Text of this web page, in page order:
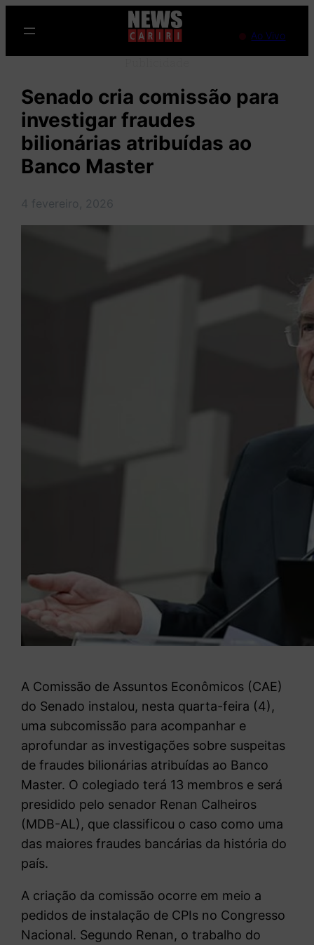
para
o
Ao Vivo
Senado cria comissão para
investigar fraudes
bilionárias atribuídas ao
Banco Master
4 fevereiro, 2026
A Comissão de Assuntos Econômicos (CAE)
do Senado instalou, nesta quarta-feira (4),
uma subcomissão para acompanhar e
aprofundar as investigações sobre suspeitas
de fraudes bilionárias atribuídas ao Banco
Master. O colegiado terá 13 membros e será
presidido pelo senador Renan Calheiros
(MDB-AL), que classificou o caso como uma
das maiores fraudes bancárias da história do
país.
A criação da comissão ocorre em meio a
pedidos de instalação de CPIs no Congresso
Nacional. Segundo Renan, o trabalho do